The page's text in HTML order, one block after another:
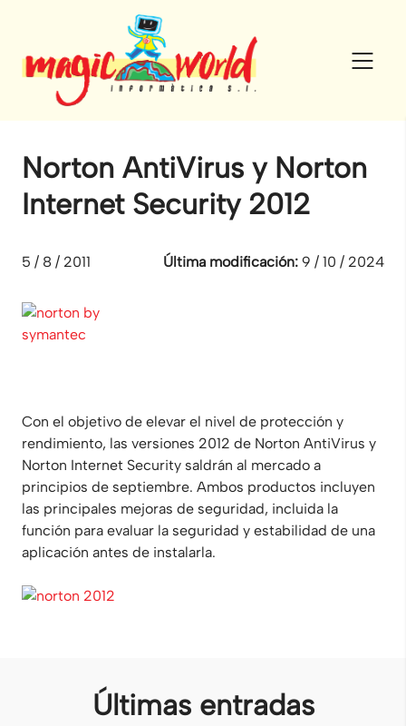
content
Norton AntiVirus y Norton
Internet Security 2012
5 / 8 / 2011 Última modificación: 9 / 10 / 2024
Con el objetivo de elevar el nivel de protección y
rendimiento, las versiones 2012 de Norton AntiVirus y
Norton Internet Security saldrán al mercado a
principios de septiembre. Ambos productos incluyen
las principales mejoras de seguridad, incluida la
función para evaluar la seguridad y estabilidad de una
aplicación antes de instalarla.
Últimas entradas